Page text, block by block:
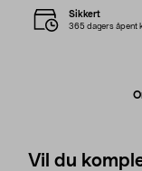
Sikkert
365 dagers åpent
Vil du